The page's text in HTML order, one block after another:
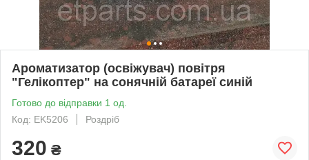
Ароматизатор (освіжувач) повітря
"Гелікоптер" на сонячній батареї синій
Готово до відправки 1 од.
Код: EK5206
Роздріб
320 ₴